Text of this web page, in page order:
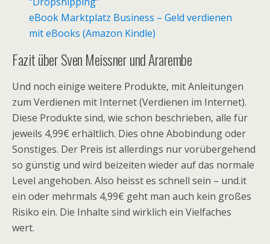
eBook Marktplatz Business – Geld verdienen
mit eBooks (Amazon Kindle)
Fazit über Sven Meissner und Ararembe
Und noch einige weitere Produkte, mit Anleitungen
zum Verdienen mit Internet (Verdienen im Internet).
Diese Produkte sind, wie schon beschrieben, alle für
jeweils 4,99€ erhältlich. Dies ohne Abobindung oder
Sonstiges. Der Preis ist allerdings nur vorübergehend
so günstig und wird beizeiten wieder auf das normale
Level angehoben. Also heisst es schnell sein – und.it
ein oder mehrmals 4,99€ geht man auch kein großes
Risiko ein. Die Inhalte sind wirklich ein Vielfaches
wert.